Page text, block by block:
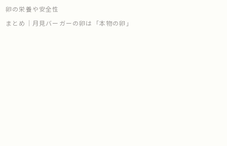
卵の栄養や安全性
まとめ｜月見バーガーの卵は「本物の卵」